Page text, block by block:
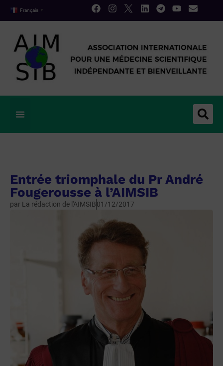
Français ▼
Entrée triomphale du Pr André
Fougerousse à l’AIMSIB
par La rédaction de l'AIMSIB01/12/2017